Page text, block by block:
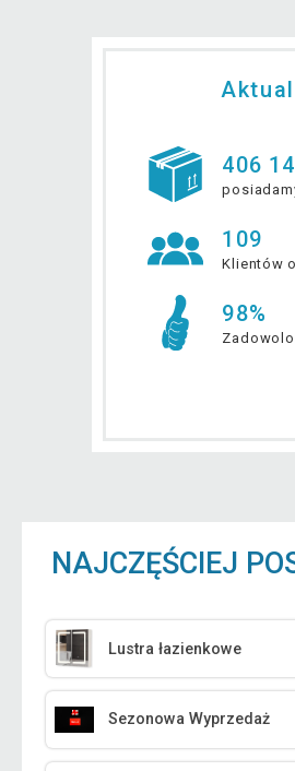
406
109
Klientów
98%
NAJCZĘŚCIEJ
Lustra łazienkowe
Sezonowa Wyprzedaż